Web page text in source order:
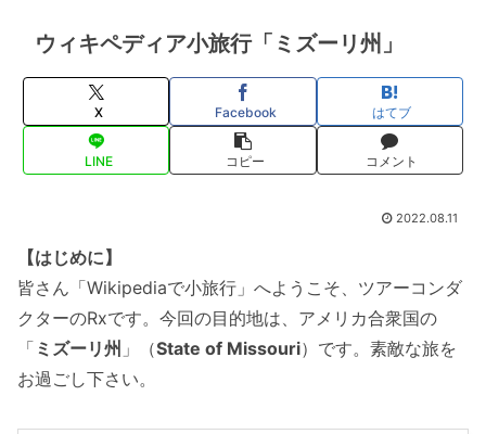
ウィキペディア小旅行「ミズーリ州」
X Facebook はてブ
LINE コピー コメント
2022.08.11
【はじめに】
皆さん「Wikipediaで小旅行」へようこそ、ツアーコンダ
クターのRxです。今回の目的地は、アメリカ合衆国の
「 ミズーリ州 」（State of Missouri）です。素敵な旅を
お過ごし下さい。